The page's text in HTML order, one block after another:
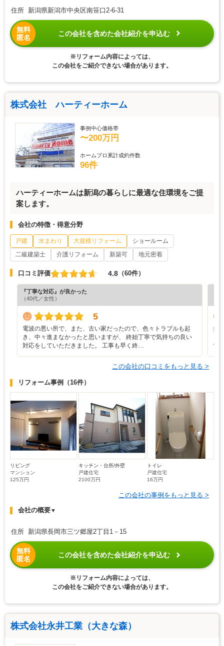
住所 新潟県新潟市中央区南笹口2-6-31
無料
匿名
この会社を含めた会社紹介を申込む
※リフォーム内容によっては、
この会社をご紹介できない場合があります。
株式会社 ハーティーホーム
事例中心価格帯
〜200万円
ホームプロ累計成約件数
96件
ハーティーホームは新潟の暮らしに最適な住環境をご提
案します。
会社の特徴・得意分野
戸建 水まわり 大規模リフォーム
ショールーム
二級建築士
介護リフォーム 新築可 地元密着
口コミ評価 4.8 （60件）
『丁寧な対応』が良かった
（40代／女性）
5
電波の悪い所で、また、古い家だったので、色々トラブルも起
き、中々進まなかったと思いますが、 終始丁寧で気持ちの良い
対応をしていただきました。 工事も早く終…
担
て
この会社の口コミをもっと見る >
リフォーム事例 （16件）
リビング
マンション
125万円
キッチン・台所/外壁
戸建住宅
2100万円
トイレ
戸建住宅
16万円
この会社の事例をもっと見る >
会社の概要▼
住所 新潟県長岡市三ツ郷屋2丁目1－15
無料
匿名
この会社を含めた会社紹介を申込む
※リフォーム内容によっては、
この会社をご紹介できない場合があります。
株式会社永井工業（大きな森）